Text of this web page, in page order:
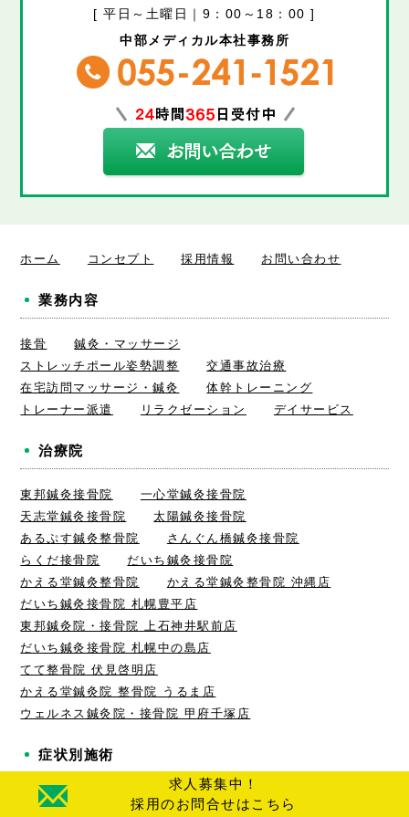
求人募集中！
採用のお問合せはこちら
[ 平日～土曜日｜9：00～18：00 ]
中部メディカル本社事務所
ホーム コンセプト 採用情報 お問い合わせ
業務内容
接骨
鍼灸・マッサージ
ストレッチポール姿勢調整
交通事故治療
在宅訪問マッサージ・鍼灸
体幹トレーニング
トレーナー派遣
リラクゼーション デイサービス
治療院
東邦鍼灸接骨院
一心堂鍼灸接骨院
天志堂鍼灸接骨院
太陽鍼灸接骨院
あるぷす鍼灸整骨院
さんぐん橋鍼灸接骨院
らくだ接骨院
だいち鍼灸接骨院
かえる堂鍼灸整骨院
かえる堂鍼灸整骨院 沖縄店
だいち鍼灸接骨院 札幌豊平店
東邦鍼灸院・接骨院 上石神井駅前店
だいち鍼灸接骨院 札幌中の島店
てて整骨院 伏見啓明店
かえる堂鍼灸院 整骨院 うるま店
ウェルネス鍼灸院・接骨院 甲府千塚店
症状別施術
肩こり 慢性腰痛 頭痛